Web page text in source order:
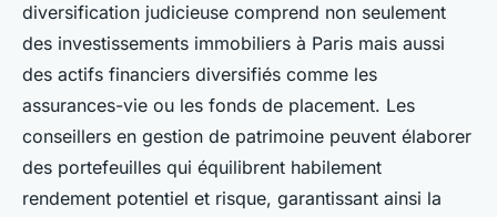
diversification judicieuse comprend non seulement
des investissements immobiliers à Paris mais aussi
des actifs financiers diversifiés comme les
assurances-vie ou les fonds de placement. Les
conseillers en gestion de patrimoine peuvent élaborer
des portefeuilles qui équilibrent habilement
rendement potentiel et risque, garantissant ainsi la